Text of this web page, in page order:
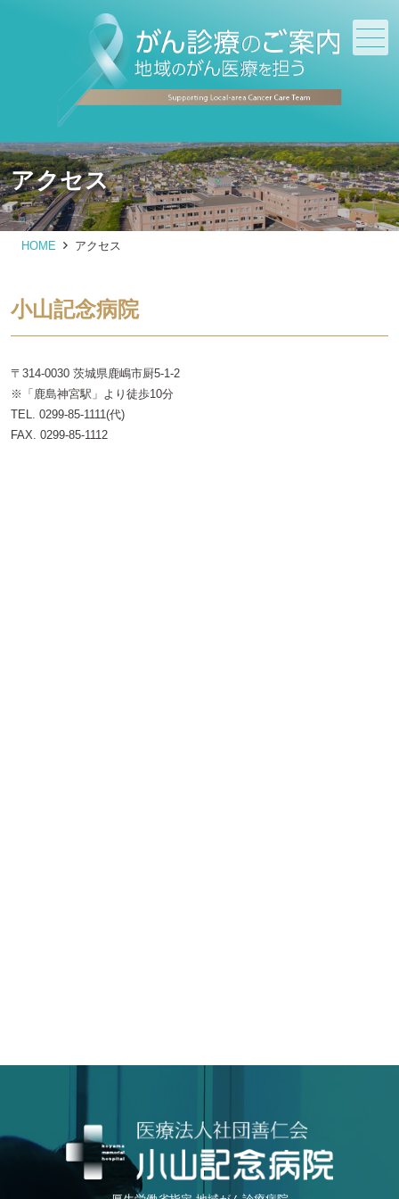
メニュー
アクセス
HOME アクセス
小山記念病院
〒314-0030 茨城県鹿嶋市厨5-1-2
※「鹿島神宮駅」より徒歩10分
TEL. 0299-85-1111(代)
FAX. 0299-85-1112